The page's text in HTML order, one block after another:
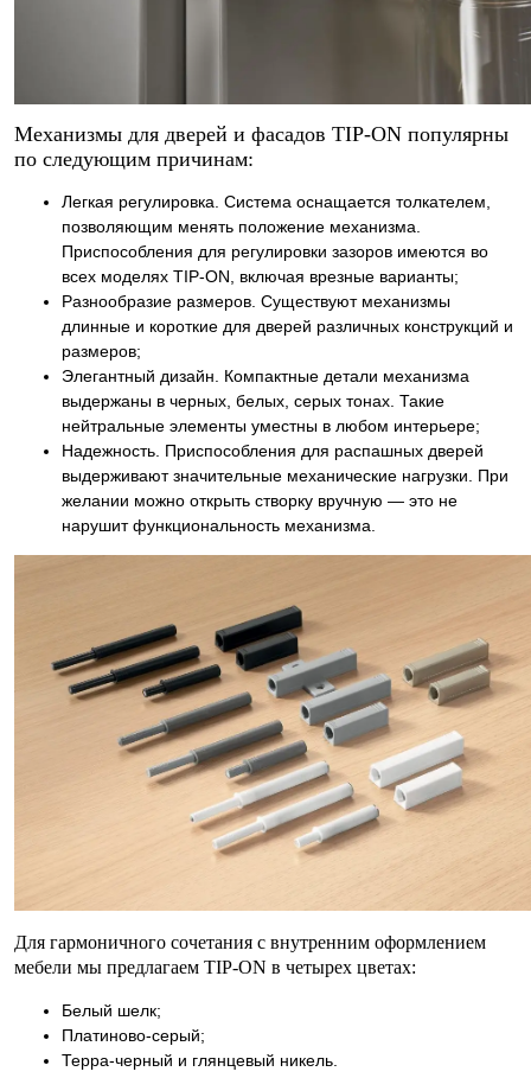
Механизмы для дверей и фасадов TIP-ON популярны
по следующим причинам:
Легкая регулировка. Система оснащается толкателем,
позволяющим менять положение механизма.
Приспособления для регулировки зазоров имеются во
всех моделях TIP-ON, включая врезные варианты;
Разнообразие размеров. Существуют механизмы
длинные и короткие для дверей различных конструкций и
размеров;
Элегантный дизайн. Компактные детали механизма
выдержаны в черных, белых, серых тонах. Такие
нейтральные элементы уместны в любом интерьере;
Надежность. Приспособления для распашных дверей
выдерживают значительные механические нагрузки. При
желании можно открыть створку вручную — это не
нарушит функциональность механизма.
Для гармоничного сочетания с внутренним оформлением
мебели мы предлагаем TIP-ON в четырех цветах:
Белый шелк;
Платиново-серый;
Терра-черный и глянцевый никель.